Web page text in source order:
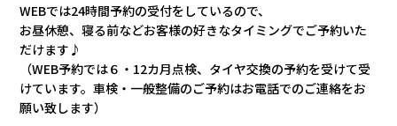
WEBでは24時間予約の受付をしているので、
お昼休憩、寝る前などお客様の好きなタイミングでご予約いた
だけます♪
（WEB予約では６・12カ月点検、タイヤ交換の予約を受けて受
けています。車検・一般整備のご予約はお電話でのご連絡をお
願い致します）